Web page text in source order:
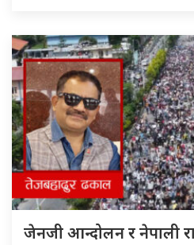
जेनजी आन्दोलन र नेपाली